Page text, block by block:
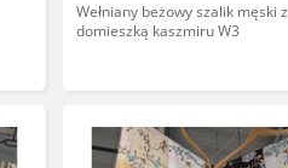
Wełniany beżowy szalik męski z
domieszką kaszmiru W3